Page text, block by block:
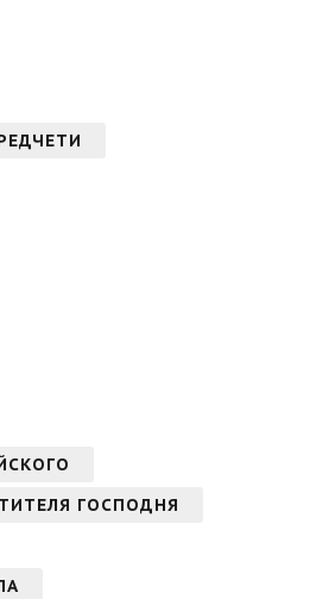
ГОСПОДНЯ